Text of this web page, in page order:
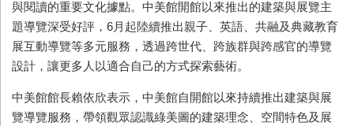
與閱讀的重要文化據點。中美館開館以來推出的建築與展覽主
題導覽深受好評，6月起陸續推出親子、英語、共融及典藏教育
展互動導覽等多元服務，透過跨世代、跨族群與跨感官的導覽
設計，讓更多人以適合自己的方式探索藝術。
中美館館長賴依欣表示，中美館自開館以來持續推出建築與展
覽導覽服務，帶領觀眾認識綠美圖的建築理念、空間特色及展